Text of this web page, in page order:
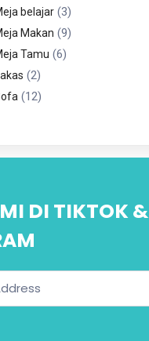
Produk
belajar 33
Produk
Makan 99
Tamu 66
22
Produk
1212
DI TIKTOK &